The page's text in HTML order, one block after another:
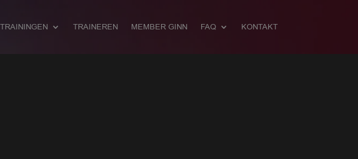
TRAININGEN TRAINEREN MEMBER GINN FAQ KONTAKT